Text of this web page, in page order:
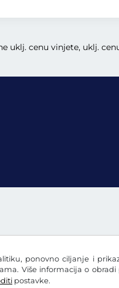
ponovno ciljanje i
Više informacija o obradi
postavke.
uklj. cenu vinjete, uklj.